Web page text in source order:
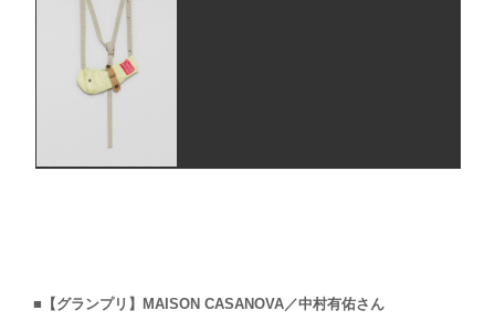
■【グランプリ】MAISON CASANOVA／中村有佑さん